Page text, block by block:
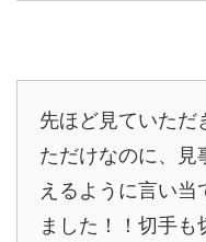
先ほど見ていただ
ただけなのに、見
えるように言い当
ました！！切手